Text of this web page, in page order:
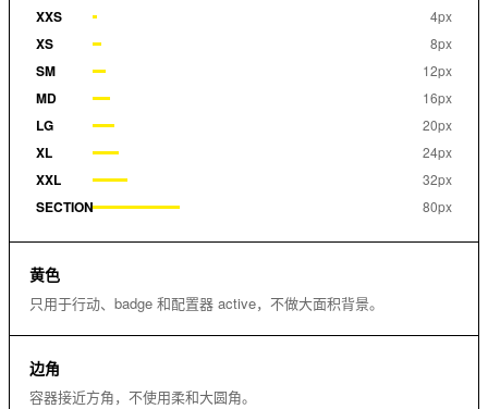
XXS 4px
XS 8px
SM 12px
MD 16px
LG 20px
XL 24px
XXL 32px
SECTION 80px
黄色
只用于行动、badge 和配置器 active，不做大面积背景。
边角
容器接近方角，不使用柔和大圆角。